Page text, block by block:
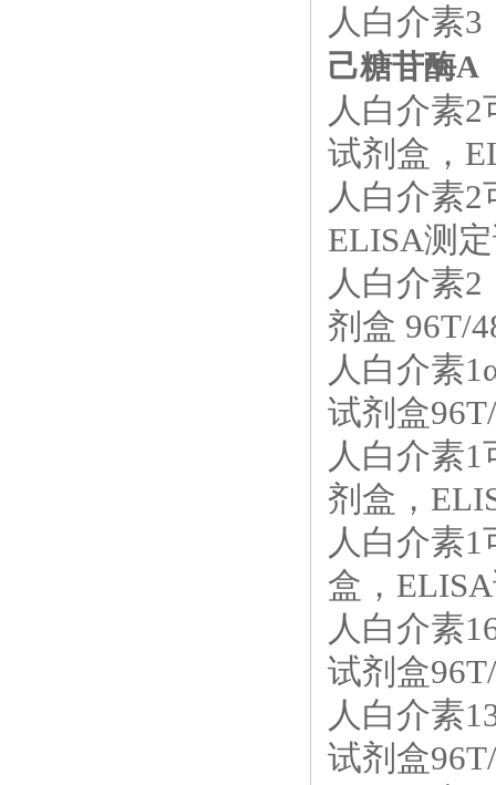
人白介素
己糖苷酶A
人白介素
试剂盒，
人白介素
ELISA测
人白介素
剂盒 96T/
人白介素
试剂盒
人白介素
剂盒，
人白介素1
盒，
人白介素
试剂盒
人白介素
试剂盒